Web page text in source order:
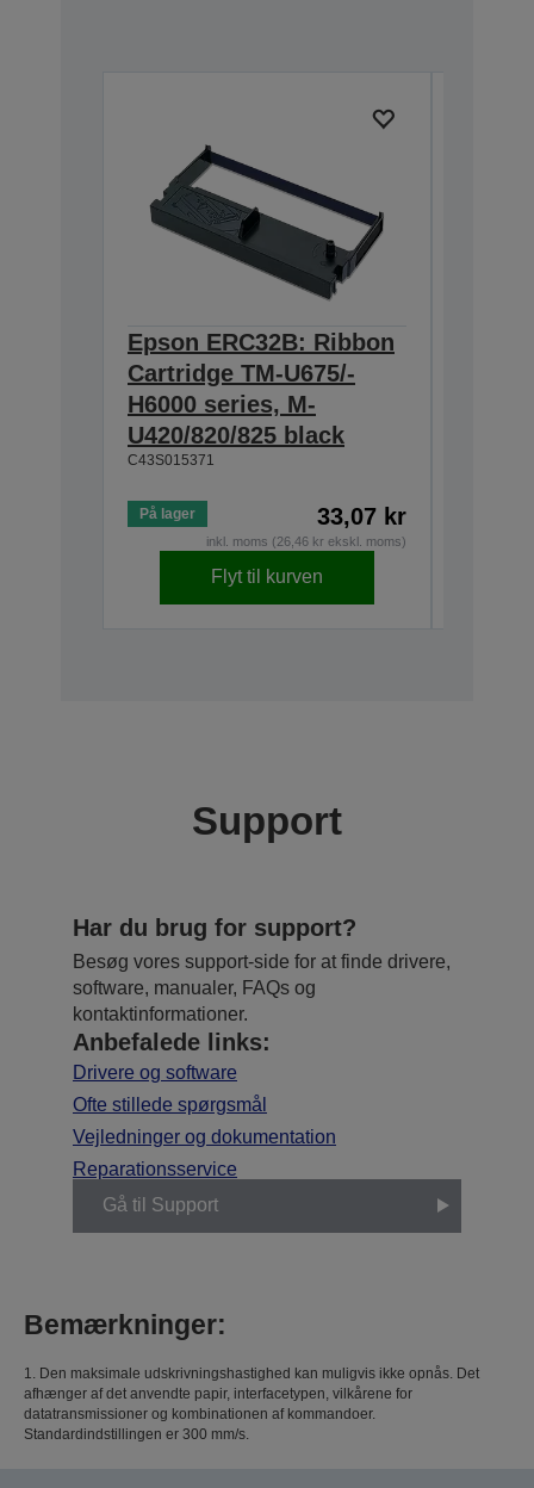
Epson ERC32B: Ribbon
Cartridge TM-U675/-
H6000 series, M-
U420/820/825 black
C43S015371
På lager 33,07 kr
inkl. moms (26,46 kr ekskl. moms)
Flyt til kurven
Support
Har du brug for support?
Besøg vores support-side for at finde drivere,
software, manualer, FAQs og
kontaktinformationer.
Anbefalede links:
Drivere og software
Ofte stillede spørgsmål
Vejledninger og dokumentation
Reparationsservice
Gå til Support
Bemærkninger:
1. Den maksimale udskrivningshastighed kan muligvis ikke opnås. Det
afhænger af det anvendte papir, interfacetypen, vilkårene for
datatransmissioner og kombinationen af kommandoer.
Standardindstillingen er 300 mm/s.